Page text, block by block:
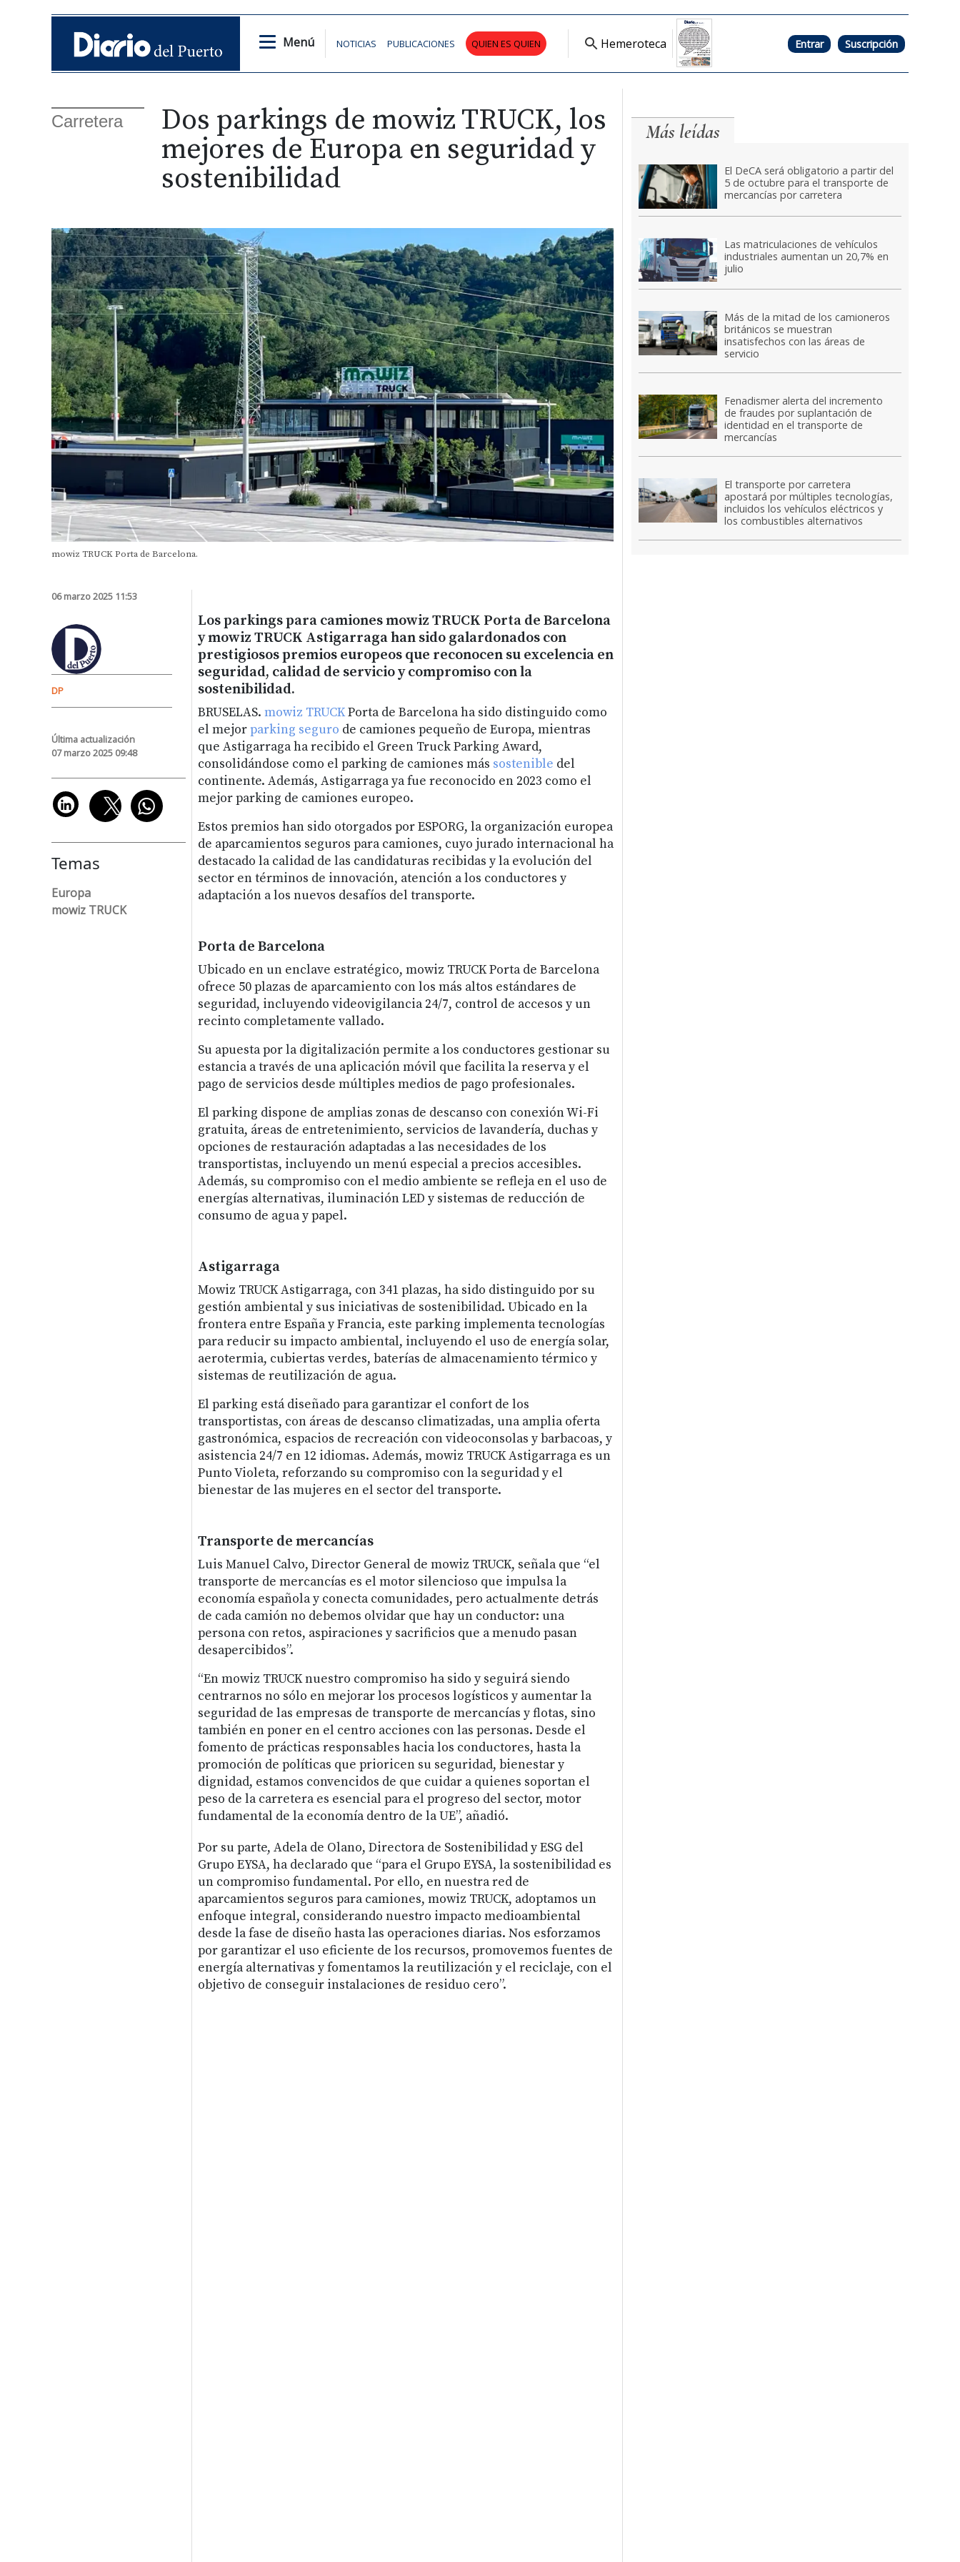
Menú NOTICIAS PUBLICACIONES QUIEN ES QUIEN Hemeroteca Entrar Suscripción
Carretera
Dos parkings de mowiz TRUCK, los
mejores de Europa en seguridad y
sostenibilidad
mowiz TRUCK Porta de Barcelona.
06 marzo 2025 11:53
DP
Última actualización
07 marzo 2025 09:48
Temas
Europa
mowiz TRUCK
Los parkings para camiones mowiz TRUCK Porta de Barcelona
y mowiz TRUCK Astigarraga han sido galardonados con
prestigiosos premios europeos que reconocen su excelencia en
seguridad, calidad de servicio y compromiso con la
sostenibilidad.
BRUSELAS. mowiz TRUCKPorta de Barcelona ha sido distinguido como
el mejorparking seguro de camiones pequeño de Europa, mientras
que Astigarraga ha recibido el Green Truck Parking Award,
consolidándose como el parking de camiones más sostenible del
continente. Además, Astigarraga ya fue reconocido en 2023 como el
mejor parking de camiones europeo.
Estos premios han sido otorgados por ESPORG, la organización europea
de aparcamientos seguros para camiones, cuyo jurado internacional ha
destacado la calidad de las candidaturas recibidas y la evolución del
sector en términos de innovación, atención a los conductores y
adaptación a los nuevos desafíos del transporte.
Porta de Barcelona
Ubicado en un enclave estratégico, mowiz TRUCK Porta de Barcelona
ofrece 50 plazas de aparcamiento con los más altos estándares de
seguridad, incluyendo videovigilancia 24/7, control de accesos y un
recinto completamente vallado.
Su apuesta por la digitalización permite a los conductores gestionar su
estancia a través de una aplicación móvil que facilita la reserva y el
pago de servicios desde múltiples medios de pago profesionales.
El parking dispone de amplias zonas de descanso con conexión Wi-Fi
gratuita, áreas de entretenimiento, servicios de lavandería, duchas y
opciones de restauración adaptadas a las necesidades de los
transportistas, incluyendo un menú especial a precios accesibles.
Además, su compromiso con el medio ambiente se refleja en el uso de
energías alternativas, iluminación LED y sistemas de reducción de
consumo de agua y papel.
Astigarraga
Mowiz TRUCK Astigarraga, con 341 plazas, ha sido distinguido por su
gestión ambiental y sus iniciativas de sostenibilidad. Ubicado en la
frontera entre España y Francia, este parking implementa tecnologías
para reducir su impacto ambiental, incluyendo el uso de energía solar,
aerotermia, cubiertas verdes, baterías de almacenamiento térmico y
sistemas de reutilización de agua.
El parking está diseñado para garantizar el confort de los
transportistas, con áreas de descanso climatizadas, una amplia oferta
gastronómica, espacios de recreación con videoconsolas y barbacoas, y
asistencia 24/7 en 12 idiomas. Además, mowiz TRUCK Astigarraga es un
Punto Violeta, reforzando su compromiso con la seguridad y el
bienestar de las mujeres en el sector del transporte.
Transporte de mercancías
Luis Manuel Calvo, Director General de mowiz TRUCK, señala que “el
transporte de mercancías es el motor silencioso que impulsa la
economía española y conecta comunidades, pero actualmente detrás
de cada camión no debemos olvidar que hay un conductor: una
persona con retos, aspiraciones y sacrificios que a menudo pasan
desapercibidos”.
“En mowiz TRUCK nuestro compromiso ha sido y seguirá siendo
centrarnos no sólo en mejorar los procesos logísticos y aumentar la
seguridad de las empresas de transporte de mercancías y flotas, sino
también en poner en el centro acciones con las personas. Desde el
fomento de prácticas responsables hacia los conductores, hasta la
promoción de políticas que prioricen su seguridad, bienestar y
dignidad, estamos convencidos de que cuidar a quienes soportan el
peso de la carretera es esencial para el progreso del sector, motor
fundamental de la economía dentro de la UE”, añadió.
Por su parte, Adela de Olano, Directora de Sostenibilidad y ESG del
Grupo EYSA, ha declarado que “para el Grupo EYSA, la sostenibilidad es
un compromiso fundamental. Por ello, en nuestra red de
aparcamientos seguros para camiones, mowiz TRUCK, adoptamos un
enfoque integral, considerando nuestro impacto medioambiental
desde la fase de diseño hasta las operaciones diarias. Nos esforzamos
por garantizar el uso eficiente de los recursos, promovemos fuentes de
energía alternativas y fomentamos la reutilización y el reciclaje, con el
objetivo de conseguir instalaciones de residuo cero”.
Más leídas
El DeCA será obligatorio a partir del
5 de octubre para el transporte de
mercancías por carretera
Las matriculaciones de vehículos
industriales aumentan un 20,7% en
julio
Más de la mitad de los camioneros
británicos se muestran
insatisfechos con las áreas de
servicio
Fenadismer alerta del incremento
de fraudes por suplantación de
identidad en el transporte de
mercancías
El transporte por carretera
apostará por múltiples tecnologías,
incluidos los vehículos eléctricos y
los combustibles alternativos